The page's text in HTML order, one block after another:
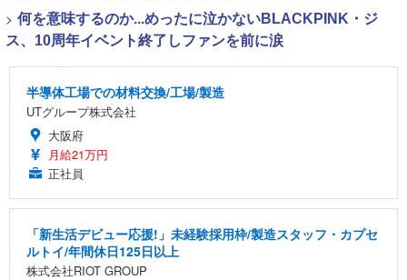
> 何を意味するのか...めったに泣かないBLACKPINK・ジ
ス、10周年イベント終了しファンを前に涙
半導体工場での材料交換/工場/製造
UTグループ株式会社
大阪府
月給21万円
正社員
「新生活デビュー応援!」未経験採用枠/製造スタッフ・カプセ
ルトイ/年間休日125日以上
株式会社RIOT GROUP